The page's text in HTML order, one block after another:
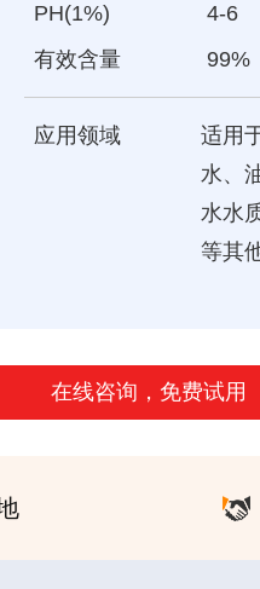
PH(1%)
4-6
有效含量
99%
应用领域
适用
水、
水水
等其
在线咨询，免费试用